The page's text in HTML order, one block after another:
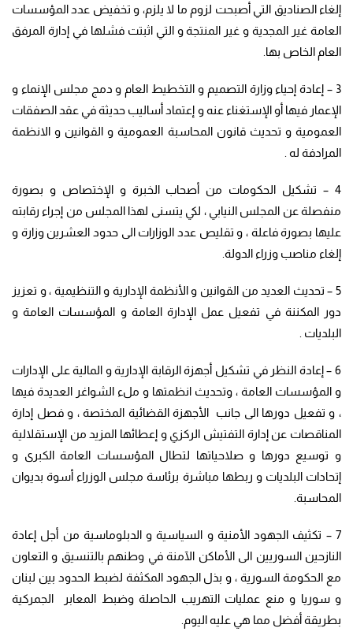
إلغاء الصناديق التي أصبحت لزوم ما لا يلزم، و تخفيض عدد المؤسسات
العامة غير المجدية و غير المنتجة و التي اثبتت فشلها في إدارة المرفق
العام الخاص بها.
3 – إعادة إحياء وزارة التصميم و التخطيط العام و دمج مجلس الإنماء و
الإعمار فيها أو الإستغناء عنه و إعتماد أساليب حديثة في عقد الصفقات
العمومية و تحديث قانون المحاسبة العمومية و القوانين و الانظمة
المرادفة له .
4 – تشكيل الحكومات من أصحاب الخبرة و الإختصاص و بصورة
منفصلة عن المجلس النيابي ، لكي يتسنى لهذا المجلس من إجراء رقابته
عليها بصورة فاعلة ، و تقليص عدد الوزارات الى حدود العشرين وزارة و
إلغاء مناصب وزراء الدولة.
5 – تحديث العديد من القوانين و الأنظمة الإدارية و التنظيمية ، و تعزيز
دور المكننة في تفعيل عمل الإدارة العامة و المؤسسات العامة و
البلديات .
6 – إعادة النظر في تشكيل أجهزة الرقابة الإدارية و المالية على الإدارات
و المؤسسات العامة ، وتحديث انظمتها و ملء الشواغر العديدة فيها
، و تفعيل دورها الى جانب الأجهزة القضائية المختصة ، و فصل إدارة
المناقصات عن إدارة التفتيش الركزي و إعطائها المزيد من الإستقلالية
و توسيع دورها و صلاحياتها لتطال المؤسسات العامة الكبرى و
إتحادات البلديات و ربطها مباشرة برئاسة مجلس الوزراء أسوة بديوان
المحاسبة.
7 – تكثيف الجهود الأمنية و السياسية و الدبلوماسية من أجل إعادة
النازحين السوريين الى الأماكن الآمنة في وطنهم بالتنسيق و التعاون
مع الحكومة السورية ، و بذل الجهود المكثفة لضبط الحدود بين لبنان
و سوريا و منع عمليات التهريب الحاصلة وضبط المعابر الجمركية
بطريقة أفضل مما هي عليه اليوم.